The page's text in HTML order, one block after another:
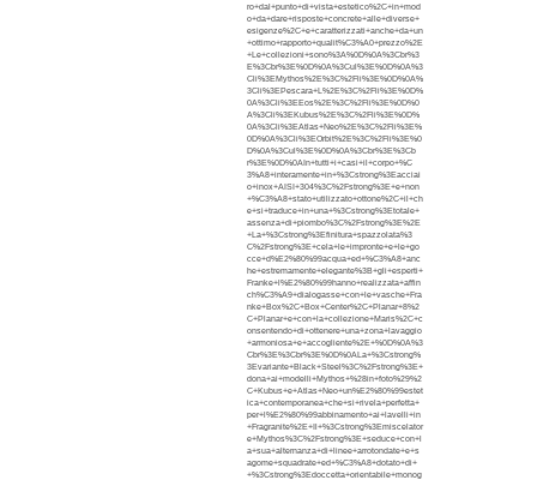
ro+dal+punto+di+vista+estetico%2C+in+mod
o+da+dare+risposte+concrete+alle+diverse+
esigenze%2C+e+caratterizzati+anche+da+un
+ottimo+rapporto+qualit%C3%A0+prezzo%2E
+Le+collezioni+sono%3A%0D%0A%3Cbr%3
E%3Cbr%3E%0D%0A%3Cul%3E%0D%0A%3
Cli%3EMythos%2E%3C%2Fli%3E%0D%0A%
3Cli%3EPescara+L%2E%3C%2Fli%3E%0D%
0A%3Cli%3EEos%2E%3C%2Fli%3E%0D%0
A%3Cli%3EKubus%2E%3C%2Fli%3E%0D%
0A%3Cli%3EAtlas+Neo%2E%3C%2Fli%3E%
0D%0A%3Cli%3EOrbit%2E%3C%2Fli%3E%0
D%0A%3Cul%3E%0D%0A%3Cbr%3E%3Cb
r%3E%0D%0AIn+tutti+i+casi+il+corpo+%C
3%A8+interamente+in+%3Cstrong%3Eacciai
o+inox+AISI+304%3C%2Fstrong%3E+e+non
+%C3%A8+stato+utilizzato+ottone%2C+il+ch
e+si+traduce+in+una+%3Cstrong%3Etotale+
assenza+di+piombo%3C%2Fstrong%3E%2E
+La+%3Cstrong%3Efinitura+spazzolata%3
C%2Fstrong%3E+cela+le+impronte+e+le+go
cce+d%E2%80%99acqua+ed+%C3%A8+anc
he+estremamente+elegante%3B+gli+esperti+
Franke+l%E2%80%99hanno+realizzata+affin
ch%C3%A9+dialogasse+con+le+vasche+Fra
nke+Box%2C+Box+Center%2C+Planar+8%2
C+Planar+e+con+la+collezione+Maris%2C+c
onsentendo+di+ottenere+una+zona+lavaggio
+armoniosa+e+accogliente%2E+%0D%0A%3
Cbr%3E%3Cbr%3E%0D%0ALa+%3Cstrong%
3Evariante+Black+Steel%3C%2Fstrong%3E+
dona+ai+modelli+Mythos+%28in+foto%29%2
C+Kubus+e+Atlas+Neo+un%E2%80%99estet
ica+contemporanea+che+si+rivela+perfetta+
per+l%E2%80%99abbinamento+ai+lavelli+in
+Fragranite%2E+Il+%3Cstrong%3Emiscelator
e+Mythos%3C%2Fstrong%3E+seduce+con+l
a+sua+alternanza+di+linee+arrotondate+e+s
agome+squadrate+ed+%C3%A8+dotato+di+
+%3Cstrong%3Edoccetta+orientabile+monog